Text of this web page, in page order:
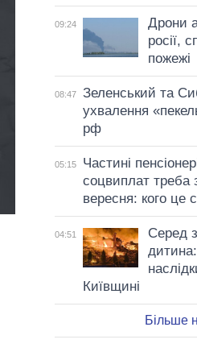
09:24
Дрони
росії,
пожежі
08:47
Зеленський та
ухвалення
рф
05:15
Частині
соцвиплат треба
вересня: кого це
04:51
Серед
Київщині
Більше